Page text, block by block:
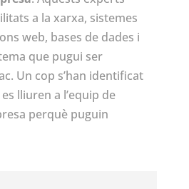
a la xarxa, sistemes
web, bases de dades i
que pugui ser
Un cop s’han identificat
lliuren a l’equip de
perquè puguin